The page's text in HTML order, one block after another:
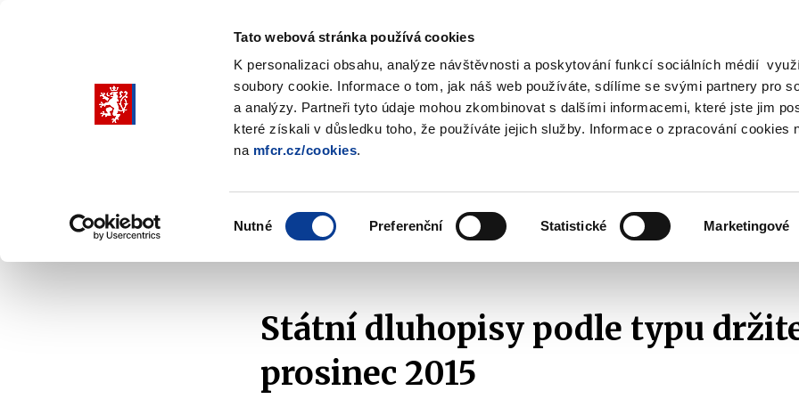
Tato webová stránka používá cookies
K personalizaci obsahu, analýze návštěvnosti a poskytování funkcí sociálních médií
soubory cookie. Informace o tom, jak náš web používáte, sdílíme se svými partnery pro
a analýzy. Partneři tyto údaje mohou zkombinovat s dalšími informacemi, které jste jim
které získali v důsledku toho, že používáte jejich služby. Informace o zpracování cookies
na mfcr.cz/cookies.
Nutné Preferenční Statistické Marketingové
Vyhledat
submenu
submenu
politika
submenu
submenu
účetnictví
Řízení státního dluhu Statistiky 2015 Státní dluhopisy podle
Státní dluhopisy podle typu
prosinec 2015